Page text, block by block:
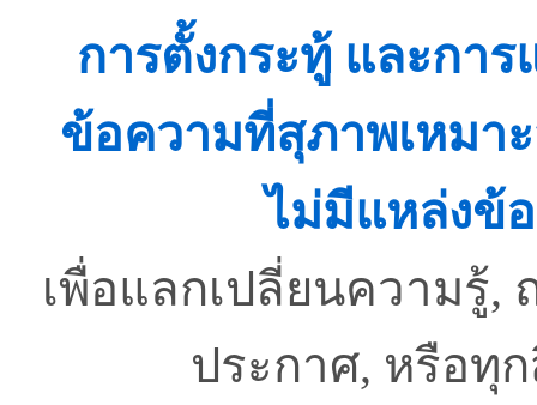
การตั้งกระทู้ และกา
ข้อความที่สุภาพเหมา
ไม่มีแหล่งข้
เพื่อแลกเปลี่ยนความรู้
ประกาศ, หรือทุ